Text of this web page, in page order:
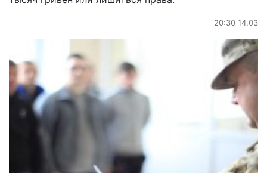
20:30 14.03